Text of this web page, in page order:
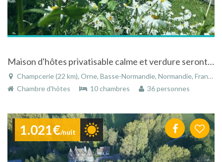
Maison d'hôtes privatisable calme et verdure seront vous ravirent à Champcerie en Suisse Normande
Champcerie (22 km), Orne, Basse-Normandie, Normandie, France
Chambre d'hôtes
10 chambres 36 personnes
1.021€/nuit